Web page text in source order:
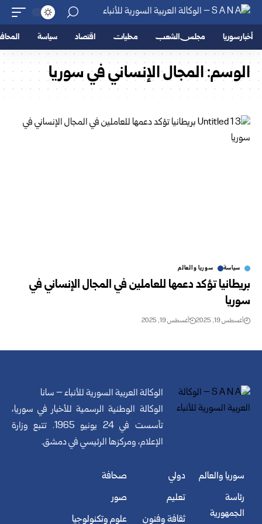
أخبار سوريا مجلس الشعب محليات اقتصاد سياسة
الوسم:المجال الإنساني في سوريا
سياسة سوريا والعالم
بريطانيا تؤكد دعمها للعاملين في المجال الإنساني في
سوريا
أغسطس 19, 2025 أغسطس 19, 2025
الوكالة العربية السورية للأنباء – سانا
الوكالة الوطنية الرسمية للأخبار في سوريا،
تأسست في 24 يونيو 1965. تتبع وزارة
الإعلام، ومركزها الرئيسي في دمشق.
سوريا والعالم
رئاسة
الجمهورية
دولي
تعليم
ثقافة وفنون
صحافة
صور
علوم وتكنولوجيا